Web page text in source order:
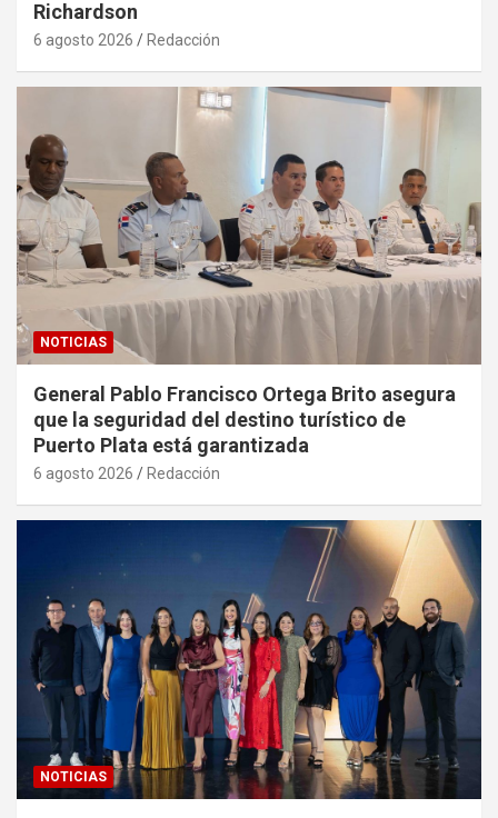
Richardson
6 agosto 2026 Redacción
NOTICIAS
General Pablo Francisco Ortega Brito asegura
que la seguridad del destino turístico de
Puerto Plata está garantizada
6 agosto 2026 Redacción
NOTICIAS